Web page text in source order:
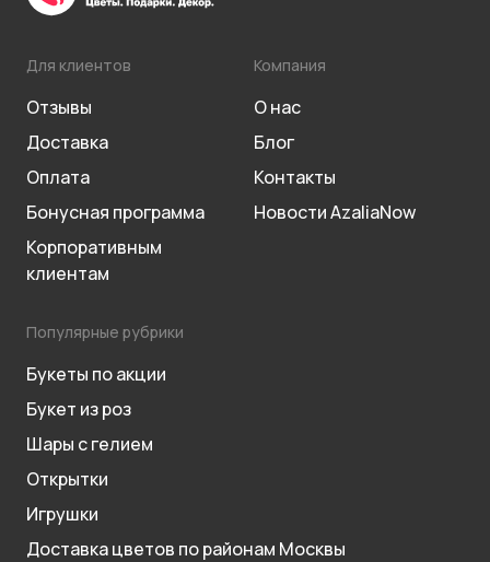
Для клиентов
Отзывы
Доставка
Оплата
Бонусная программа
Корпоративным
клиентам
Компания
О нас
Блог
Контакты
Новости AzaliaNow
Популярные рубрики
Букеты по акции
Букет из роз
Шары с гелием
Открытки
Игрушки
Доставка цветов по районам Москвы